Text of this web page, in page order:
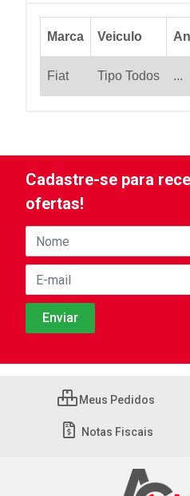
Marca Veiculo
Fiat Tipo Todos ...
Cadastre-se para
ofertas!
Meus Pedidos
Notas Fiscais